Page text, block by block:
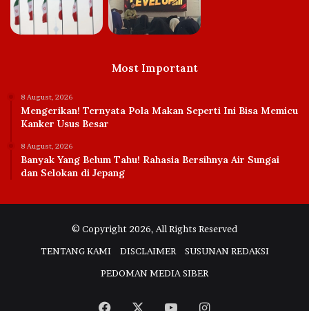
Most Important
8 August, 2026
Mengerikan! Ternyata Pola Makan Seperti Ini Bisa Memicu
Kanker Usus Besar
8 August, 2026
Banyak Yang Belum Tahu! Rahasia Bersihnya Air Sungai
dan Selokan di Jepang
© Copyright 2026, All Rights Reserved
TENTANG KAMI
DISCLAIMER
SUSUNAN REDAKSI
PEDOMAN MEDIA SIBER
Facebook YouTubeInstagram